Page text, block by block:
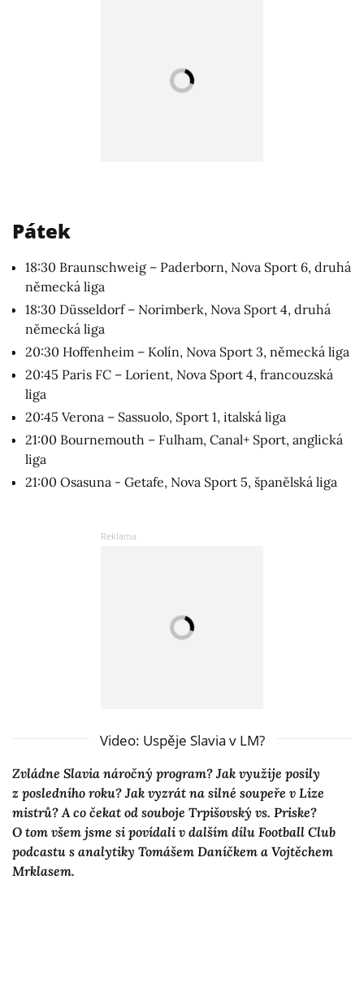
Pátek
18:30 Braunschweig – Paderborn, Nova Sport 6, druhá
německá liga
18:30 Düsseldorf – Norimberk, Nova Sport 4, druhá
německá liga
20:30 Hoffenheim – Kolín, Nova Sport 3, německá liga
20:45 Paris FC – Lorient, Nova Sport 4, francouzská
liga
20:45 Verona – Sassuolo, Sport 1, italská liga
21:00 Bournemouth – Fulham, Canal+ Sport, anglická
liga
21:00 Osasuna - Getafe, Nova Sport 5, španělská liga
Video: Uspěje Slavia v LM?
Zvládne Slavia náročný program? Jak využije posily
z posledního roku? Jak vyzrát na silné soupeře v Lize
mistrů? A co čekat od souboje Trpišovský vs. Priske?
O tom všem jsme si povídali v dalším dílu Football Club
podcastu s analytiky Tomášem Daníčkem a Vojtěchem
Mrklasem.